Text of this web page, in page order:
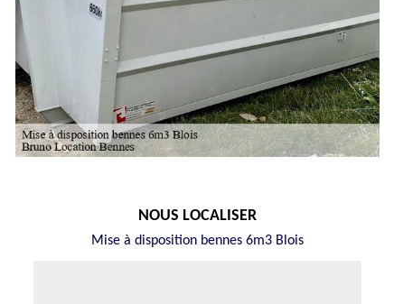
NOUS LOCALISER
Mise à disposition bennes 6m3 Blois